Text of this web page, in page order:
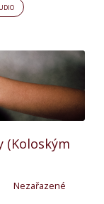
(Koloským
Nezařazené